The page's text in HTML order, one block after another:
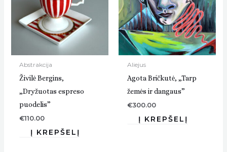
Abstrakcija
Živilė Bergins,
„Dryžuotas espreso
puodelis”
€110.00
Aliejus
Agota Bričkutė, „Tarp
žemės ir dangaus”
€300.00